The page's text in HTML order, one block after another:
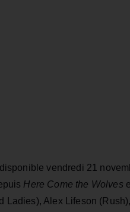
vendredi 21
Here Come the Wolves
Ladies), Alex Lifeson